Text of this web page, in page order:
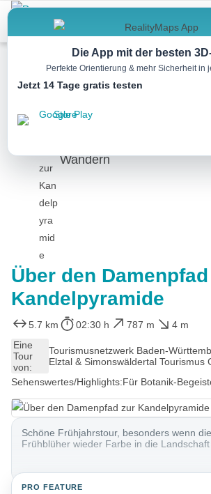
Wandern
Über den
Kandelpyramide
5.7 km 02:30 h 787 m
4 m
Eine
Tour
von:
Tourismusnetzwerk Baden-
Elztal & Simonswäldertal Tourismus
Sehenswertes/Highlights:Für Botanik-
Schöne Frühjahrstour, besonders wenn
Frühblüher wieder Farbe in die Landschaft
PRO FEATURE
Die App mit der besten
Perfekte Orientierung & mehr Sicherheit in
Jetzt 14 Tage gratis testen